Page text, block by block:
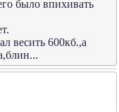
было впихивать
весить 600кб.,а